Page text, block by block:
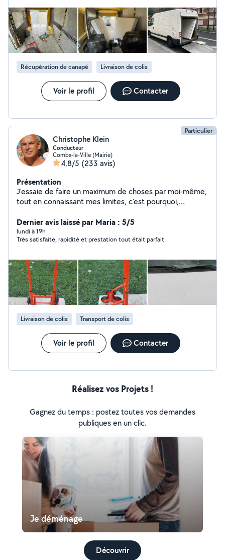
Récupération de canapé Livraison de colis
Voir le profil Contacter
Particulier
Christophe Klein
Conducteur
Combs-la-Ville (Mairie)
4,8/5 (233 avis)
Présentation
J'essaie de faire un maximum de choses par moi-même,
tout en connaissant mes limites, c'est pourquoi,
J'aime rendre service à mes semblables. N'hésitez pas à
me contacter au : 06-75-90-62-41 si vous souhaitez plus
d'informations.
Dernier avis laissé par Maria : 5/5
lundi à 19h
Très satisfaite, rapidité et prestation tout était parfait
Livraison de colis Transport de colis
Voir le profil Contacter
Réalisez vos Projets !
Gagnez du temps : postez toutes vos demandes
publiques en un clic.
Je déménage
Découvrir